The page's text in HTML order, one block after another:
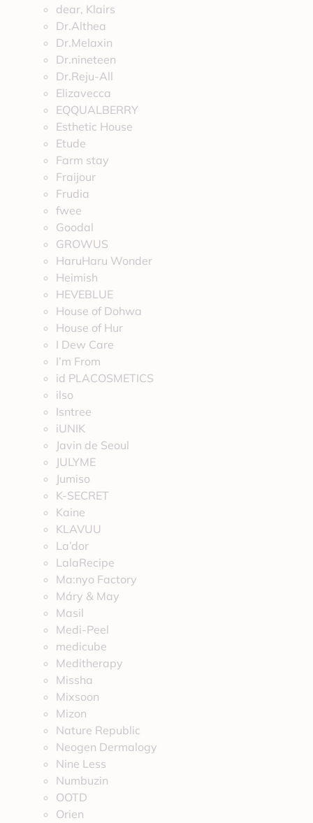
dear, Klairs
Dr.Althea
Dr.Melaxin
Dr.nineteen
Dr.Reju-All
Elizavecca
EQQUALBERRY
Esthetic House
Etude
Farm stay
Fraijour
Frudia
fwee
Goodal
GROWUS
HaruHaru Wonder
Heimish
HEVEBLUE
House of Dohwa
House of Hur
I Dew Care
I’m From
id PLACOSMETICS
ilso
Isntree
iUNIK
Javin de Seoul
JULYME
Jumiso
K-SECRET
Kaine
KLAVUU
La’dor
LalaRecipe
Ma:nyo Factory
Máry & May
Masil
Medi-Peel
medicube
Meditherapy
Missha
Mixsoon
Mizon
Nature Republic
Neogen Dermalogy
Nine Less
Numbuzin
OOTD
Orien